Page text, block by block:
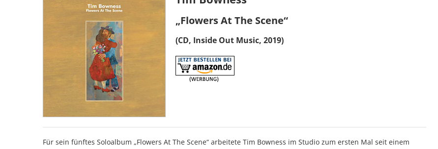
„Flowers At The Scene“
(CD, Inside Out Music, 2019)
Für sein fünftes Soloalbum „Flowers At The Scene“ arbeitete Tim Bowness im Studio zum ersten Mal seit einem